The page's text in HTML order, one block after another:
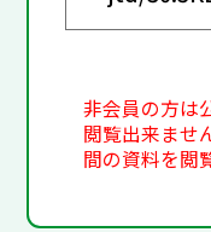
非会員の方は
閲覧出来ませ
間の資料を閲